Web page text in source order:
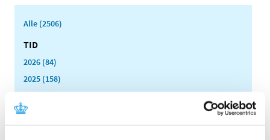
Alle (2506)
TID
2026 (84)
2025 (158)
2024 (224)
2023 (195)
2022 (197)